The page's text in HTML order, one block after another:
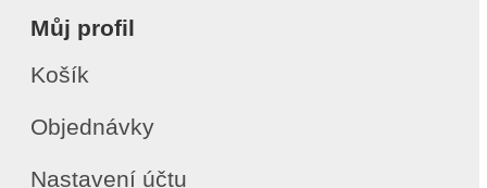
Můj profil
Košík
Objednávky
Nastavení účtu